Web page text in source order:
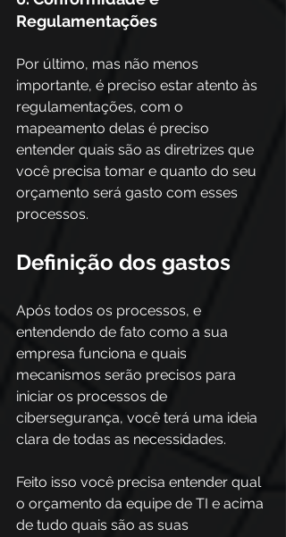
Regulamentações
Por último, mas não menos
importante, é preciso estar atento às
regulamentações, com o
mapeamento delas é preciso
entender quais são as diretrizes que
você precisa tomar e quanto do seu
orçamento será gasto com esses
processos.
Definição dos gastos
Após todos os processos, e
entendendo de fato como a sua
empresa funciona e quais
mecanismos serão precisos para
iniciar os processos de
cibersegurança, você terá uma ideia
clara de todas as necessidades.
Feito isso você precisa entender qual
o orçamento da equipe de TI e acima
de tudo quais são as suas